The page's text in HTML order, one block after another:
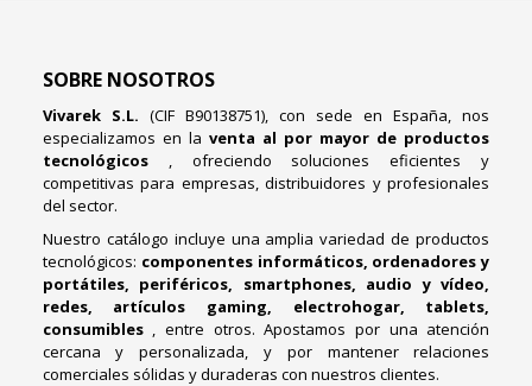
SOBRE NOSOTROS
Vivarek S.L. (CIF B90138751), con sede en España, nos
especializamos en la venta al por mayor de productos
tecnológicos , ofreciendo soluciones eficientes y
competitivas para empresas, distribuidores y profesionales
del sector.
Nuestro catálogo incluye una amplia variedad de productos
tecnológicos: componentes informáticos, ordenadores y
portátiles, periféricos, smartphones, audio y vídeo,
redes, artículos gaming, electrohogar, tablets,
consumibles , entre otros. Apostamos por una atención
cercana y personalizada, y por mantener relaciones
comerciales sólidas y duraderas con nuestros clientes.